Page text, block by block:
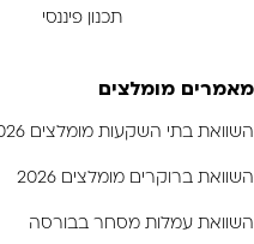
תכנון פיננסי
מאמרים מומלצים
השוואת בתי השקעות מומלצים 2026
השוואת ברוקרים מומלצים 2026
השוואת עמלות מסחר בבורסה